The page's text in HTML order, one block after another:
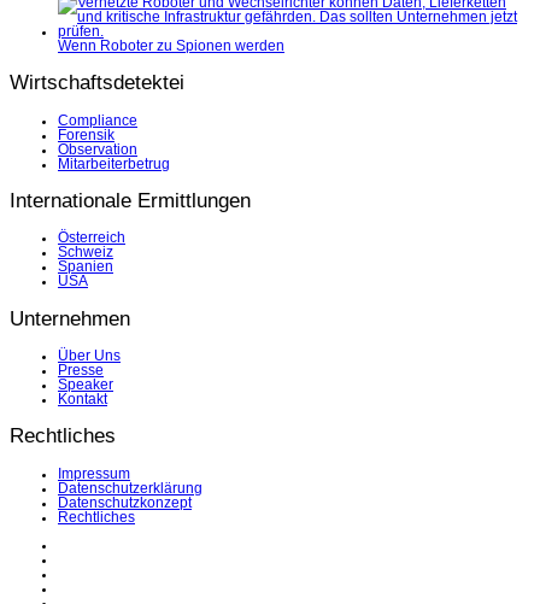
Wenn Roboter zu Spionen werden
Wirtschaftsdetektei
Compliance
Forensik
Observation
Mitarbeiterbetrug
Internationale Ermittlungen
Österreich
Schweiz
Spanien
USA
Unternehmen
Über Uns
Presse
Speaker
Kontakt
Rechtliches
Impressum
Datenschutzerklärung
Datenschutzkonzept
Rechtliches